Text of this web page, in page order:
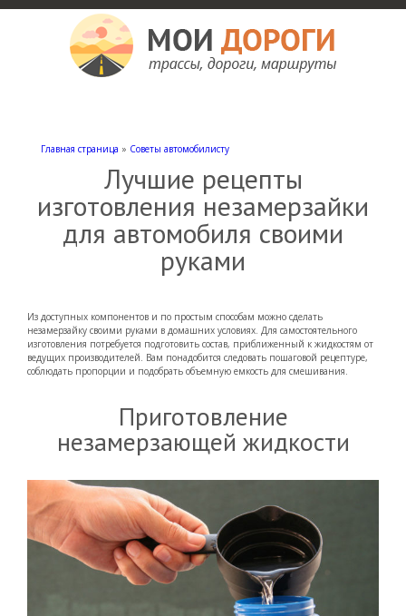
Главная страница » Советы автомобилисту
Лучшие рецепты
изготовления незамерзайки
для автомобиля своими
руками
Из доступных компонентов и по простым способам можно сделать
незамерзайку своими руками в домашних условиях. Для самостоятельного
изготовления потребуется подготовить состав, приближенный к жидкостям от
ведущих производителей. Вам понадобится следовать пошаговой рецептуре,
соблюдать пропорции и подобрать объемную емкость для смешивания.
Приготовление
незамерзающей жидкости